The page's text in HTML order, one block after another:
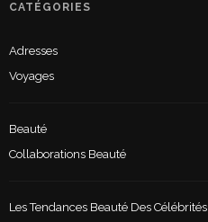
CATÉGORIES
Adresses
Voyages
Beauté
Collaborations Beauté
Les Tendances Beauté Des Célébrités